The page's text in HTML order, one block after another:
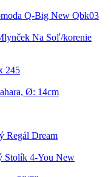
Q-Big New Qbk03
Na Soľ/korenie
245
Ø: 14cm
Regál Dream
Stolík 4-You New